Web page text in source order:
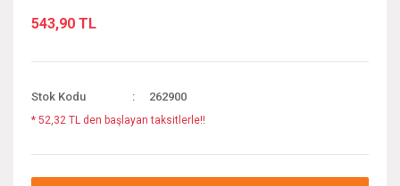
543,90 TL
Stok Kodu 262900
* 52,32 TL den başlayan taksitlerle!!